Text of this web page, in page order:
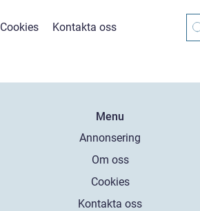
Cookies Kontakta oss
Menu
Annonsering
Om oss
Cookies
Kontakta oss